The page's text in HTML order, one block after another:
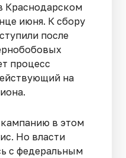
Краснодарском
июня. К сбору
после
процесс
на
в этом
Но власти
с федеральным